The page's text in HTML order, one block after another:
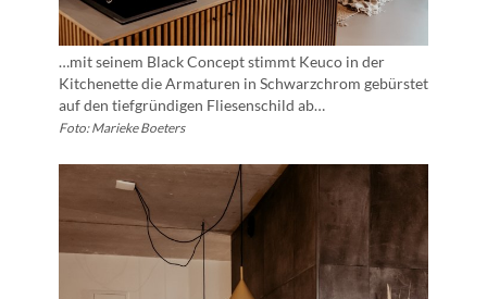
…mit seinem Black Concept stimmt Keuco in der
Kitchenette die Armaturen in Schwarzchrom gebürstet
auf den tiefgründigen Fliesenschild ab…
Foto: Marieke Boeters